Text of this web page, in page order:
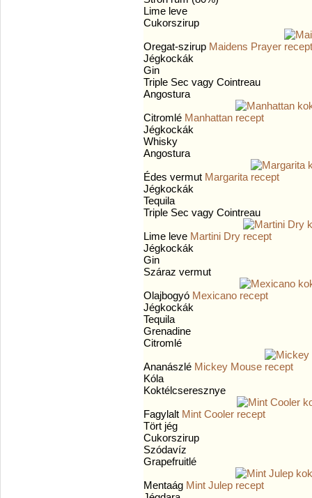
Lime leve
Cukorszirup
Oregat-szirup Maidens Prayer
Jégkockák
Gin
Triple Sec vagy Cointreau
Angostura
Citromlé Manhattan
Jégkockák
Whisky
Angostura
Édes vermut Margarita
Jégkockák
Tequila
Triple Sec vagy Cointreau
Lime leve Martini Dry
Jégkockák
Gin
Száraz vermut
Olajbogyó Mexicano
Jégkockák
Tequila
Grenadine
Citromlé
Ananászlé Mickey Mouse
Kóla
Koktélcseresznye
Fagylalt Mint Cooler
Tört jég
Cukorszirup
Szódavíz
Grapefruitlé
Mentaág Mint Julep